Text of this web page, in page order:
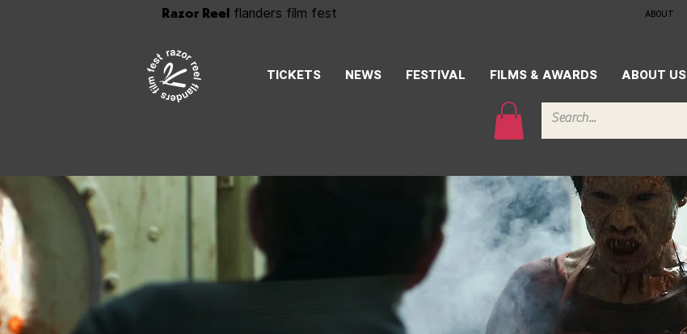
ABOUT
flanders film fest
Razor Reel
TICKETS NEWS FESTIVAL FILMS & AWARDS ABOUT US